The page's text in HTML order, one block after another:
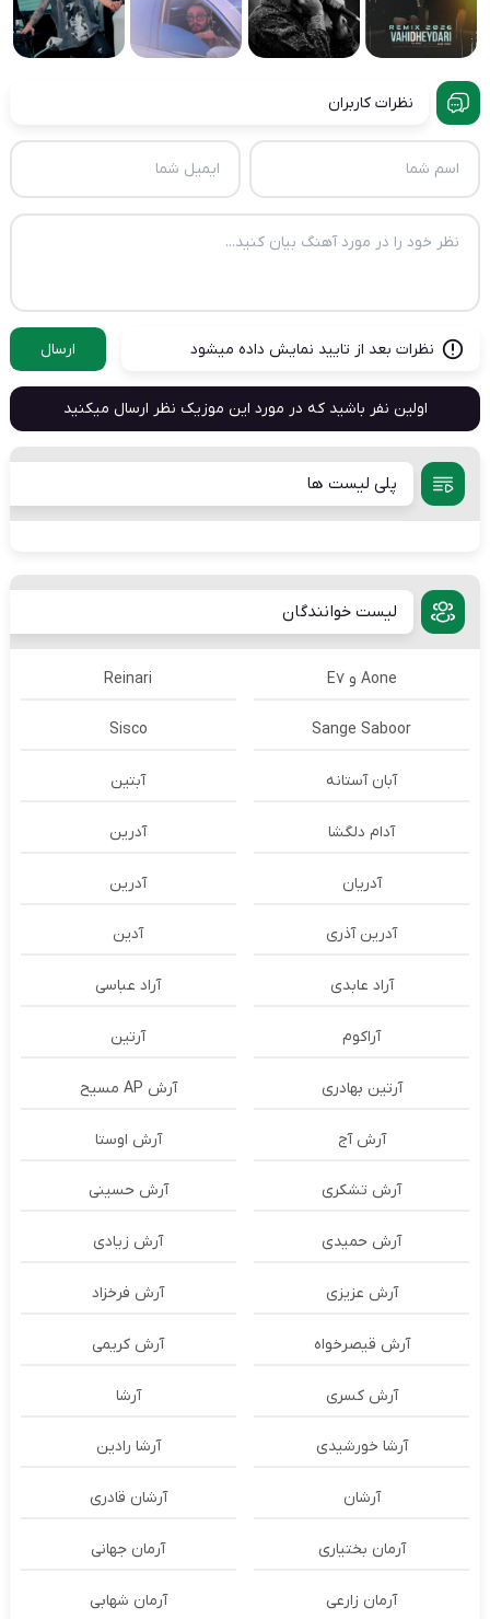
نظرات کاربران
نظرات بعد از تایید نمایش داده میشود ارسال
اولین نفر باشید که در مورد این موزیک نظر ارسال میکنید
پلی لیست ها
لیست خوانندگان
Aone و E7 Reinari
Sange Saboor
Sisco
آبان آستانه آبتین
آدام دلگشا آدرين
آدریان آدرین
آدرین آذری آدین
آراد عابدی آراد عباسی
آراکوم آرتین
آرتین بهادری آرش AP مسیح
آرش آج آرش اوستا
آرش تشکری آرش حسینی
آرش حمیدی آرش زیادی
آرش عزیزی آرش فرخزاد
آرش قیصرخواه آرش کریمی
آرش کسری آرشا
آرشا خورشیدی آرشا رادین
آرشان آرشان قادری
آرمان بختیاری آرمان جهانی
آرمان زارعی آرمان شهابی